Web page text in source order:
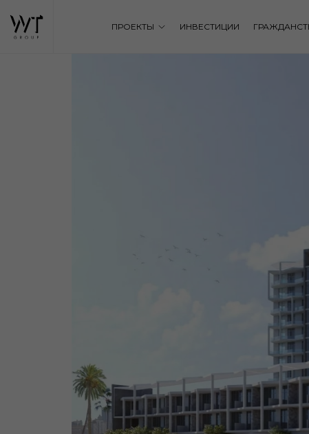
ПРОЕКТЫ ИНВЕСТИЦИИ